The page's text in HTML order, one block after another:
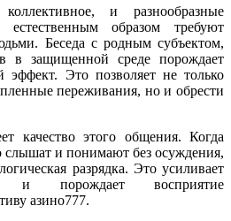
и разнообразные
естественным образом требуют
Беседа с родным субъектом,
в защищенной среде порождает
эффект. Это позволяет не только
переживания, но и обрести
качество этого общения. Когда
слышат и понимают без осуждения,
разрядка. Это усиливает
и порождает восприятие
азино777.